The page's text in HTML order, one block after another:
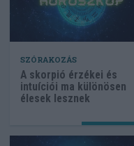
SZÓRAKOZÁS
A skorpió érzékei és
intuíciói ma különösen
élesek lesznek